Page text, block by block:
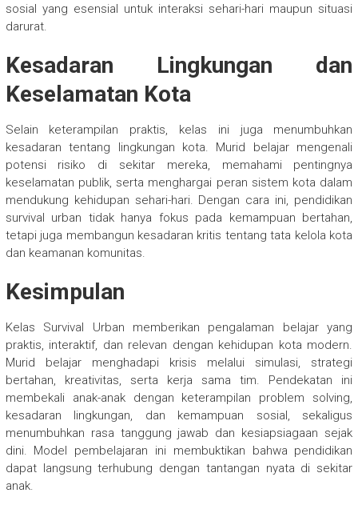
sosial yang esensial untuk interaksi sehari-hari maupun situasi
darurat.
Kesadaran Lingkungan dan
Keselamatan Kota
Selain keterampilan praktis, kelas ini juga menumbuhkan
kesadaran tentang lingkungan kota. Murid belajar mengenali
potensi risiko di sekitar mereka, memahami pentingnya
keselamatan publik, serta menghargai peran sistem kota dalam
mendukung kehidupan sehari-hari. Dengan cara ini, pendidikan
survival urban tidak hanya fokus pada kemampuan bertahan,
tetapi juga membangun kesadaran kritis tentang tata kelola kota
dan keamanan komunitas.
Kesimpulan
Kelas Survival Urban memberikan pengalaman belajar yang
praktis, interaktif, dan relevan dengan kehidupan kota modern.
Murid belajar menghadapi krisis melalui simulasi, strategi
bertahan, kreativitas, serta kerja sama tim. Pendekatan ini
membekali anak-anak dengan keterampilan problem solving,
kesadaran lingkungan, dan kemampuan sosial, sekaligus
menumbuhkan rasa tanggung jawab dan kesiapsiagaan sejak
dini. Model pembelajaran ini membuktikan bahwa pendidikan
dapat langsung terhubung dengan tantangan nyata di sekitar
anak.